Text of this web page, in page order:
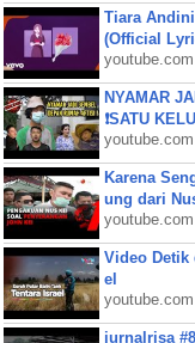
Tiara
(Official
youtube.com
NYAMAR
❗SATU
youtube.com
Karena
ung dari
youtube.com
Video Detik
el
youtube.com
jurnalrisa